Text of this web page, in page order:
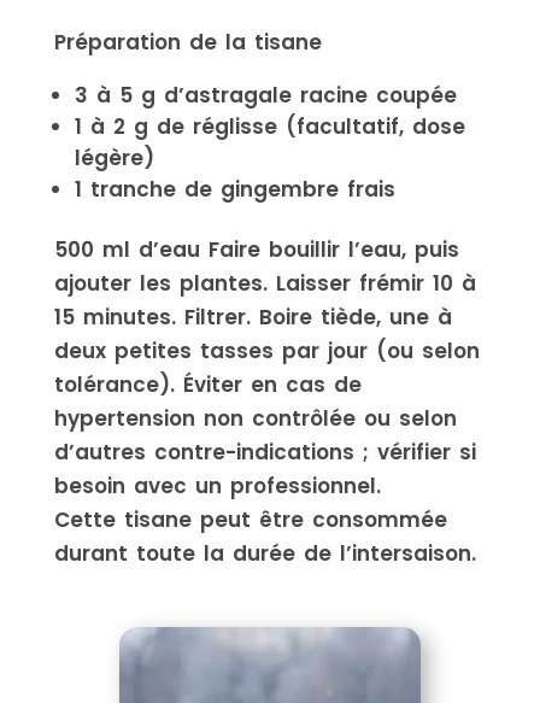
Préparation de la tisane
3 à 5 g d’astragale racine coupée
1 à 2 g de réglisse (facultatif, dose
légère)
1 tranche de gingembre frais
500 ml d’eau Faire bouillir l’eau, puis
ajouter les plantes. Laisser frémir 10 à
15 minutes. Filtrer. Boire tiède, une à
deux petites tasses par jour (ou selon
tolérance). Éviter en cas de
hypertension non contrôlée ou selon
d’autres contre-indications ; vérifier si
besoin avec un professionnel.
Cette tisane peut être consommée
durant toute la durée de l’intersaison.